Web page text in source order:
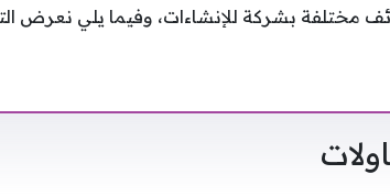
مختلفة بشركة للإنشاءات، وفيما يلي نعرض